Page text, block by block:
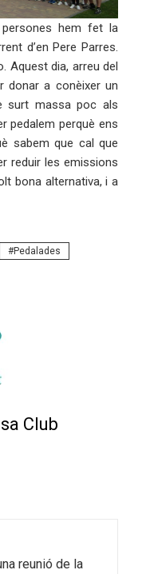
persones hem fet la
d’en Pere Parres.
Aquest dia, arreu del
donar a conèixer un
surt massa poc als
pedalem perquè ens
sabem que cal que
reduir les emissions
bona alternativa, i a
Pedalades
Club
reunió de la